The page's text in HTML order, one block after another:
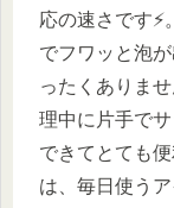
応の速さです
でフワッと泡
ったくありま
理中に片手で
できてとても
は、毎日使う